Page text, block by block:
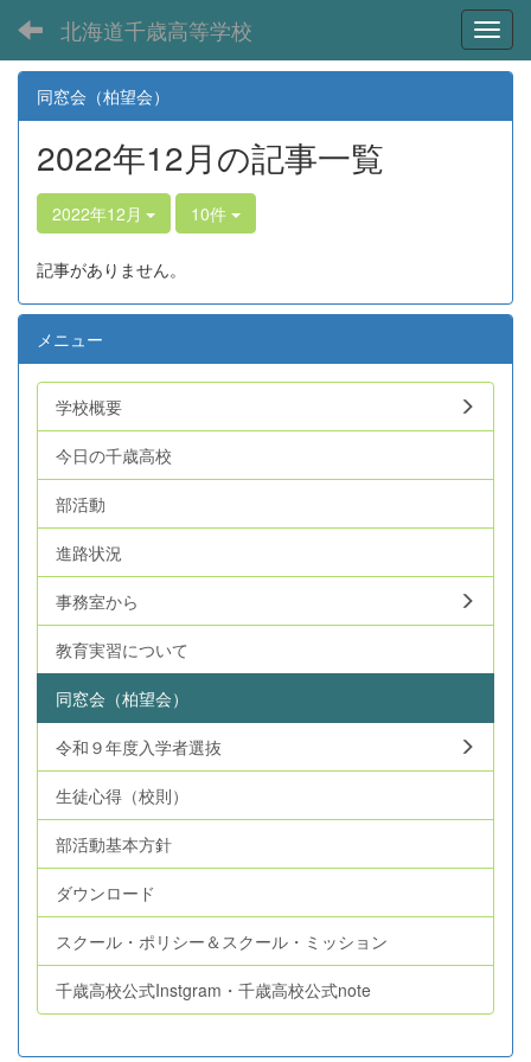
北海道千歳高等学校
同窓会（柏望会）
2022年12月の記事一覧
2022年12月 10件
記事がありません。
メニュー
学校概要
今日の千歳高校
部活動
進路状況
事務室から
教育実習について
同窓会（柏望会）
令和９年度入学者選抜
生徒心得（校則）
部活動基本方針
ダウンロード
スクール・ポリシー＆スクール・ミッション
千歳高校公式Instgram・千歳高校公式note